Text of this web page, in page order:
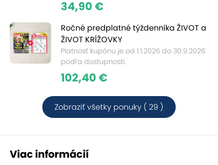
34,90 €
Ročné predplatné týždenníka ŽIVOT a
ŽIVOT KRÍŽOVKY
Platnosť kupónu je od 1.1.2026 do 30.9.2026
podľa dostupnosti.
102,40 €
Zobraziť všetky ponuky ( 29 )
Viac informácií